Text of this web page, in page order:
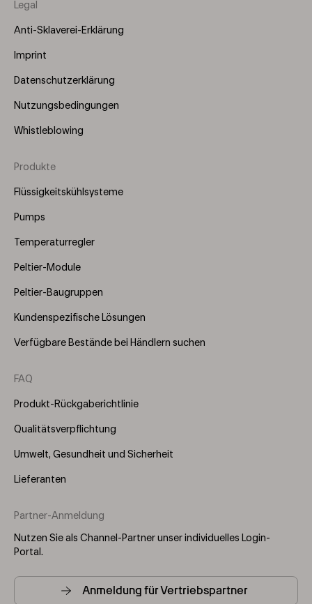
Legal
Anti-Sklaverei-Erklärung
Imprint
Datenschutzerklärung
Nutzungsbedingungen
Whistleblowing
Footer
Menu
Produkte
Flüssigkeitskühlsysteme
Pumps
Temperaturregler
Peltier-Module
Peltier-Baugruppen
Kundenspezifische Lösungen
Verfügbare Bestände bei Händlern suchen
FAQ
Produkt-Rückgaberichtlinie
Qualitätsverpflichtung
Umwelt, Gesundheit und Sicherheit
Lieferanten
Partner-Anmeldung
Nutzen Sie als Channel-Partner unser individuelles Login-
Portal.
Anmeldung für Vertriebspartner